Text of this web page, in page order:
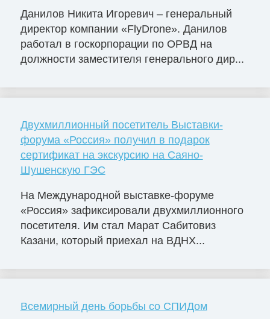
Данилов Никита Игоревич – генеральный
директор компании «FlyDrone». Данилов
работал в госкорпорации по ОРВД на
должности заместителя генерального дир...
Двухмиллионный посетитель Выставки-
форума «Россия» получил в подарок
сертификат на экскурсию на Саяно-
Шушенскую ГЭС
На Международной выставке-форуме
«Россия» зафиксировали двухмиллионного
посетителя. Им стал Марат Сабитовиз
Казани, который приехал на ВДНХ...
Всемирный день борьбы со СПИДом